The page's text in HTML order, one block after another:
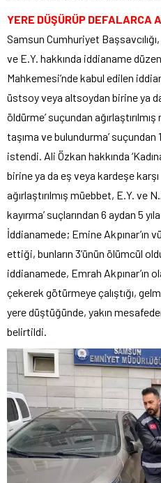
YERE DÜŞÜRÜP DEFALARCA
Samsun Cumhuriyet
ve E.Y. hakkında iddianame
Mahkemesi’nde kabul edilen
üstsoy veya altsoydan birine ya
öldürme’ suçundan
taşıma ve bulundurma’ suçundan
istendi. Ali Özkan hakkında
birine ya da eş veya kardeşe
ağırlaştırılmış müebbet, E.Y. ve
kayırma’ suçlarından 6 aydan 5
İddianamede; Emine Akpınar’ın
ettiği, bunların 3’ünün ölümcül
iddianamede, Emrah Akpınar’ın
çekerek götürmeye çalıştığı,
yere düştüğünde, yakın
belirtildi.